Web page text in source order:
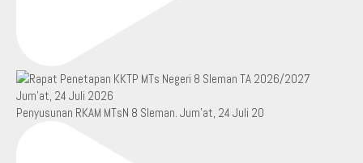
Penyusunan RKAM MTsN 8 Sleman. Jum’at, 24 Juli 20